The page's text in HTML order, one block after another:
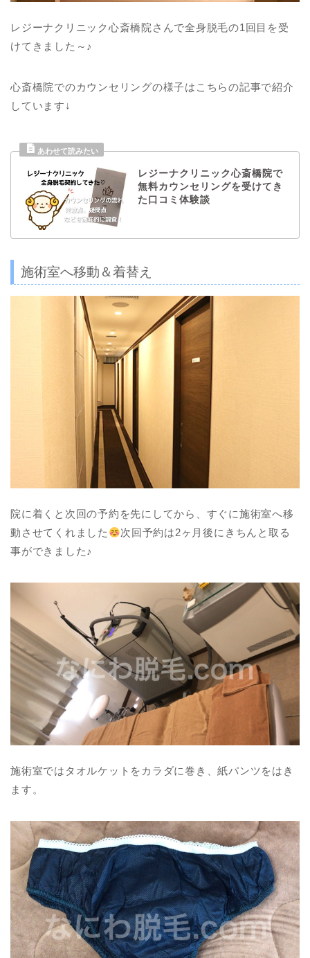
レジーナクリニック心斎橋院さんで全身脱毛の1回目を受
けてきました～♪
心斎橋院でのカウンセリングの様子はこちらの記事で紹介
しています↓
レジーナクリニック心斎橋院で
無料カウンセリングを受けてき
た口コミ体験談
施術室へ移動＆着替え
院に着くと次回の予約を先にしてから、すぐに施術室へ移
動させてくれました
次回予約は2ヶ月後にきちんと取る
事ができました♪
施術室ではタオルケットをカラダに巻き、紙パンツをはき
ます。